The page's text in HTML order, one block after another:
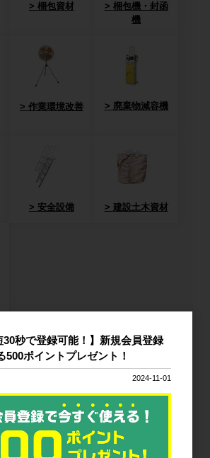
梱包資材
梱包機・封函
機
作業環境改善 廃棄物減容機
安全設備 建設土木資材
30秒で登録可能！】新規会員登録
500ポイントプレゼント！
2024-11-01